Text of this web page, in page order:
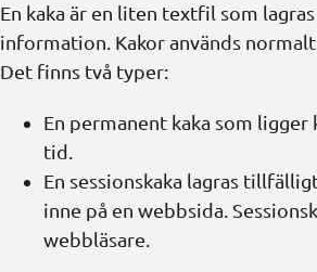
En kaka är en liten textfil som
information. Kakor används
Det finns två typer:
En permanent kaka som
tid.
En sessionskaka lagras
inne på en webbsida.
webbläsare.